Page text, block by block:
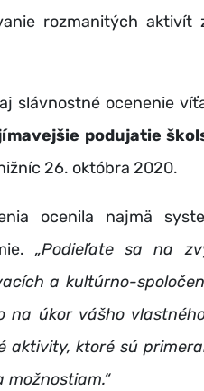
rozmanitých aktivít
slávnostné ocenenie
podujatie
26. októbra 2020.
ocenila najmä
„Podieľate sa na
a kultúrno-
úkor vášho
ktoré sú